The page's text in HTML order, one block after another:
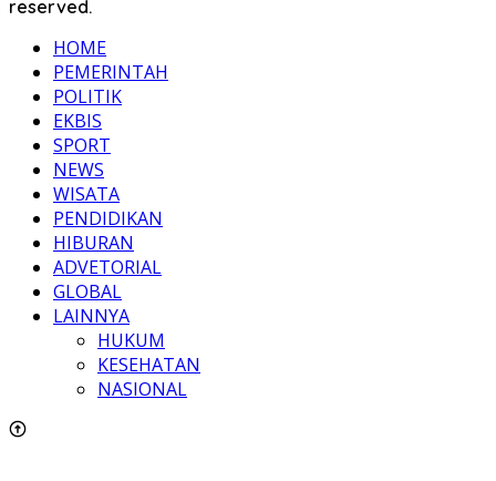
reserved.
HOME
PEMERINTAH
POLITIK
EKBIS
SPORT
NEWS
WISATA
PENDIDIKAN
HIBURAN
ADVETORIAL
GLOBAL
LAINNYA
HUKUM
KESEHATAN
NASIONAL